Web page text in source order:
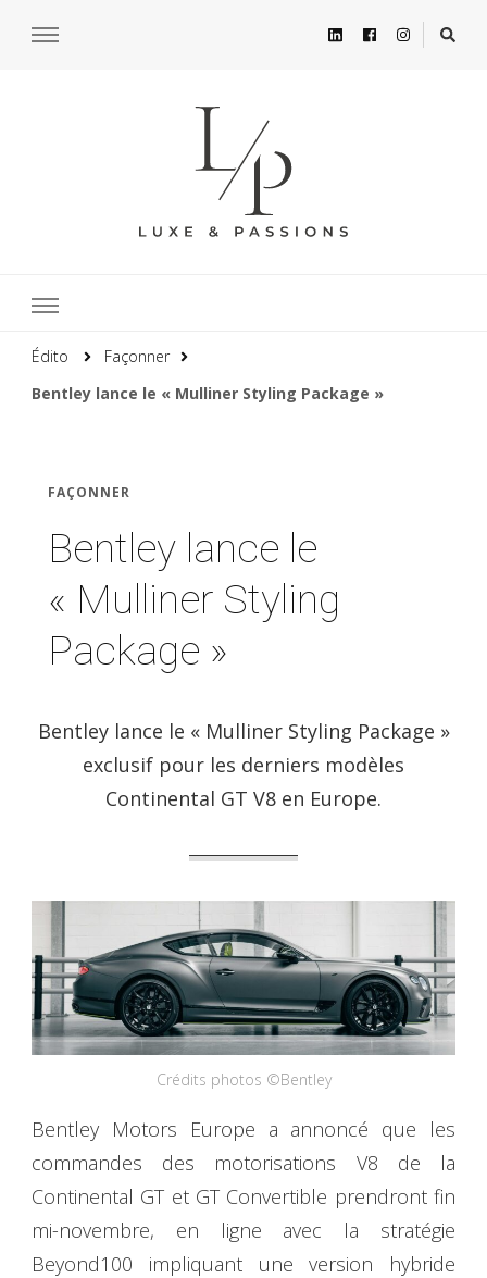
Édito
Façonner
Bentley lance le « Mulliner Styling Package »
FAÇONNER
Bentley lance le
« Mulliner Styling
Package »
Bentley lance le « Mulliner Styling Package »
exclusif pour les derniers modèles
Continental GT V8 en Europe.
Crédits photos ©Bentley
Bentley Motors Europe a annoncé que les
commandes des motorisations V8 de la
Continental GT et GT Convertible prendront fin
mi-novembre, en ligne avec la stratégie
Beyond100 impliquant une version hybride